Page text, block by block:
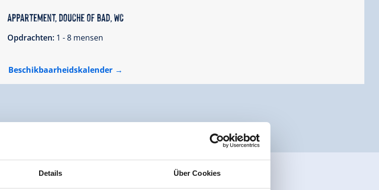
Details Über Cookies
Appartement, douche of bad, WC
Opdrachten: 1 - 8 mensen
Beschikbaarheidskalender